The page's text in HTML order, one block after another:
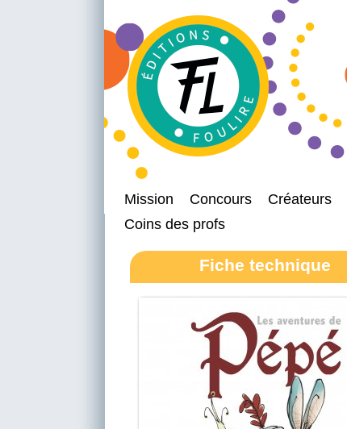
Mission Concours Créateurs
Coins des profs
Fiche technique